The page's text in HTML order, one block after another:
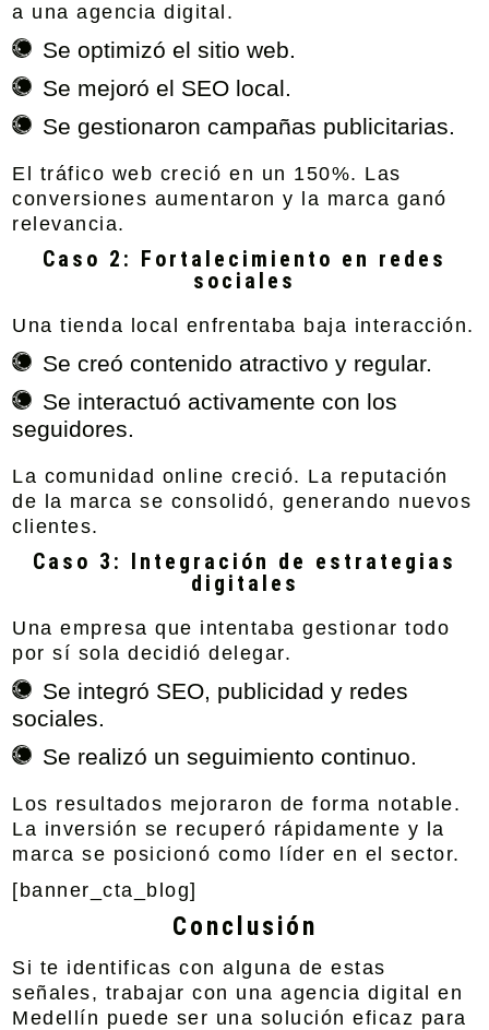
a una agencia digital.
Se optimizó el sitio web.
Se mejoró el SEO local.
Se gestionaron campañas publicitarias.
El tráfico web creció en un 150%. Las
conversiones aumentaron y la marca ganó
relevancia.
Caso 2: Fortalecimiento en redes
sociales
Una tienda local enfrentaba baja interacción.
Se creó contenido atractivo y regular.
Se interactuó activamente con los
seguidores.
La comunidad online creció. La reputación
de la marca se consolidó, generando nuevos
clientes.
Caso 3: Integración de estrategias
digitales
Una empresa que intentaba gestionar todo
por sí sola decidió delegar.
Se integró SEO, publicidad y redes
sociales.
Se realizó un seguimiento continuo.
Los resultados mejoraron de forma notable.
La inversión se recuperó rápidamente y la
marca se posicionó como líder en el sector.
[banner_cta_blog]
Conclusión
Si te identificas con alguna de estas
señales, trabajar con unaagencia digital en
Medellín puede ser una solución eficaz para